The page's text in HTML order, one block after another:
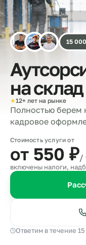
15
на
★12+ лет на рынке
Полностью берем
кадровое
Стоимость услуги от
от 550 ₽/
включены налоги,
Ответим в течение